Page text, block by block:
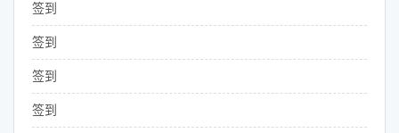
签到
签到
签到
签到